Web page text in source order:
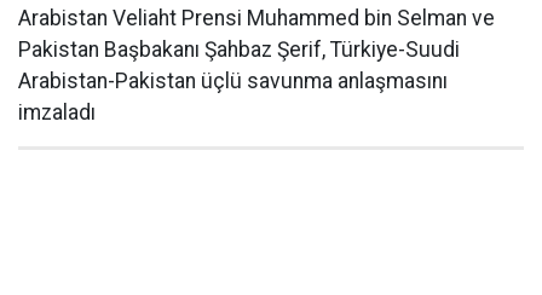
Arabistan Veliaht Prensi Muhammed bin Selman ve
Pakistan Başbakanı Şahbaz Şerif, Türkiye-Suudi
Arabistan-Pakistan üçlü savunma anlaşmasını
imzaladı